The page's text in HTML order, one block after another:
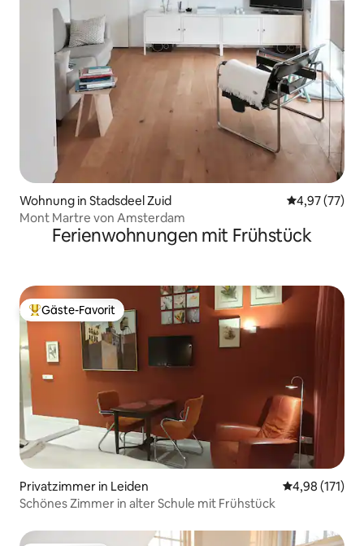
Wohnung in Stadsdeel Zuid
4,97 (77)
Mont Martre von Amsterdam
Ferienwohnungen mit Frühstück
Beliebter Gäste-Favorit.
Gäste-Favorit
Privatzimmer in Leiden
4,98 (171)
Schönes Zimmer in alter Schule mit Frühstück